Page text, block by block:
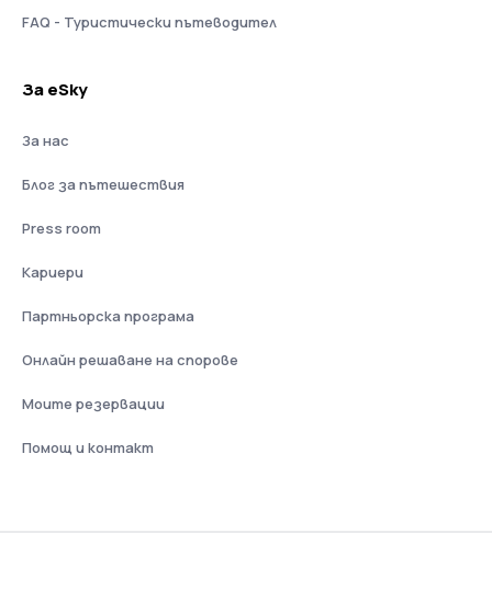
FAQ - Туристически пътеводител
За eSky
За нас
Блог за пътешествия
Press room
Кариери
Партньорска програма
Онлайн решаване на спорове
Моите резервации
Помощ и контакт